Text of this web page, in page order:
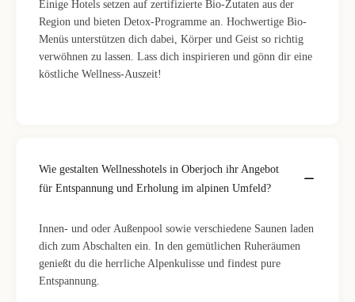
Einige Hotels setzen auf zertifizierte Bio-Zutaten aus der
Region und bieten Detox-Programme an. Hochwertige Bio-
Menüs unterstützen dich dabei, Körper und Geist so richtig
verwöhnen zu lassen. Lass dich inspirieren und gönn dir eine
köstliche Wellness-Auszeit!
Wie gestalten Wellnesshotels in Oberjoch ihr Angebot
für Entspannung und Erholung im alpinen Umfeld?
Innen- und oder Außenpool sowie verschiedene Saunen laden
dich zum Abschalten ein. In den gemütlichen Ruheräumen
genießt du die herrliche Alpenkulisse und findest pure
Entspannung.